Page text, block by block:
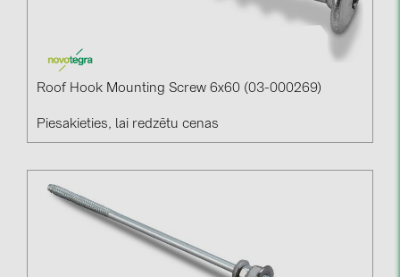
Roof Hook Mounting Screw 6x60 (03-000269)
Piesakieties, lai redzētu cenas